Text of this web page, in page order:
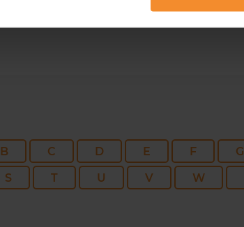
B C D E F G
S T U V W